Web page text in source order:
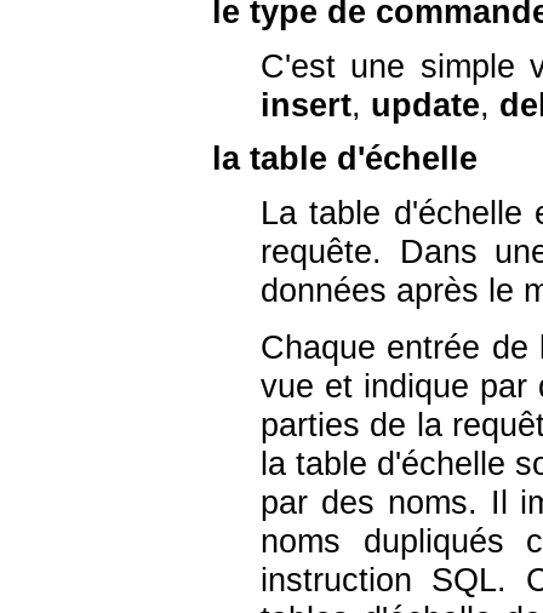
le type de
C'est une simple
insert, update,
la table d'échelle
La table d'échelle
requête. Dans
données après le
Chaque entrée
vue et indique par
parties de la
la table d'échelle
par des noms. Il
noms dupliqués
instruction SQL.